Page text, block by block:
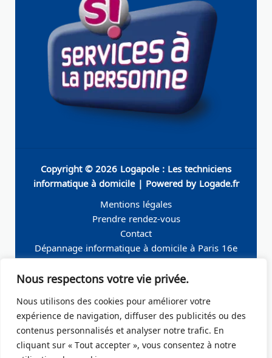
Nous respectons votre vie privée.
Nous utilisons des cookies pour améliorer votre
expérience de navigation, diffuser des publicités ou des
contenus personnalisés et analyser notre trafic. En
cliquant sur « Tout accepter », vous consentez à notre
Copyright © 2026 Logapole : Les techniciens
informatique à domicile | Powered by Logade.fr
Mentions légales
Prendre rendez-vous
Contact
Dépannage informatique à domicile à Paris 16e
Seine
Perret
Dépannage informatique à domicile à Paris 19e
Dépannage informatique à domicile à Paris 17e
Dépannage informatique à domicile – Boulogne-